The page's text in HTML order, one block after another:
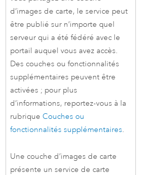
d’images de carte, le service peut
être publié sur n’importe quel
serveur qui a été fédéré avec le
portail auquel vous avez accès.
Des couches ou fonctionnalités
supplémentaires peuvent être
activées ; pour plus
d’informations, reportez-vous à la
rubrique Couches ou
fonctionnalités supplémentaires.
Une couche d’images de carte
présente un service de carte